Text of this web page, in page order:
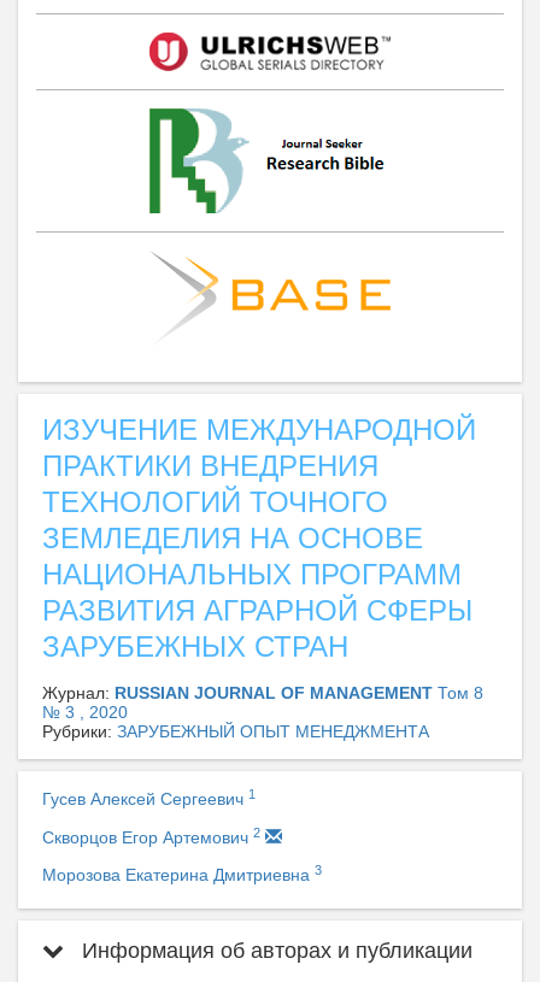
ИЗУЧЕНИЕ МЕЖДУНАРОДНОЙ
ПРАКТИКИ ВНЕДРЕНИЯ
ТЕХНОЛОГИЙ ТОЧНОГО
ЗЕМЛЕДЕЛИЯ НА ОСНОВЕ
НАЦИОНАЛЬНЫХ ПРОГРАММ
РАЗВИТИЯ АГРАРНОЙ СФЕРЫ
ЗАРУБЕЖНЫХ СТРАН
Журнал: RUSSIAN JOURNAL OF MANAGEMENT Том 8
№ 3 , 2020
Рубрики: ЗАРУБЕЖНЫЙ ОПЫТ МЕНЕДЖМЕНТА
Гусев Алексей Сергеевич 1
Скворцов Егор Артемович 2
Морозова Екатерина Дмитриевна 3
Информация об авторах и публикации